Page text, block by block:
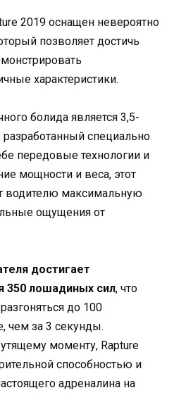
2019 оснащен невероятно
позволяет достичь
характеристики.
болида является 3,5-
специально
передовые технологии и
мощности и веса, этот
водителю максимальную
ощущения от
достигает
350 лошадиных сил, что
до 100
чем за 3 секунды.
моменту, Rapture
способностью и
адреналина на